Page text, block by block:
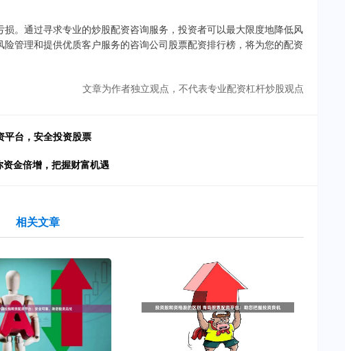
。通过寻求专业的炒股配资咨询服务，投资者可以最大限度地降低风
管理和提供优质客户服务的咨询公司股票配资排行榜，将为您的配资
文章为作者独立观点，不代表专业配资杠杆炒股观点
平台，安全投资股票
金倍增，把握财富机遇
相关文章